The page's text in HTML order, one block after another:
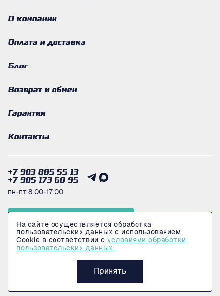
О компании
Оплата и доставка
Блог
Возврат и обмен
Гарантия
Контакты
+7 903 885 55 13
+7 905 173 60 95
пн-пт 8:00-17:00
Получить консультацию
Политика конфеденциальности
На сайте осуществляется обработка
пользовательских данных с использованием
Cookie в соответствии с условиями обработки
пользовательских данных.
Принять